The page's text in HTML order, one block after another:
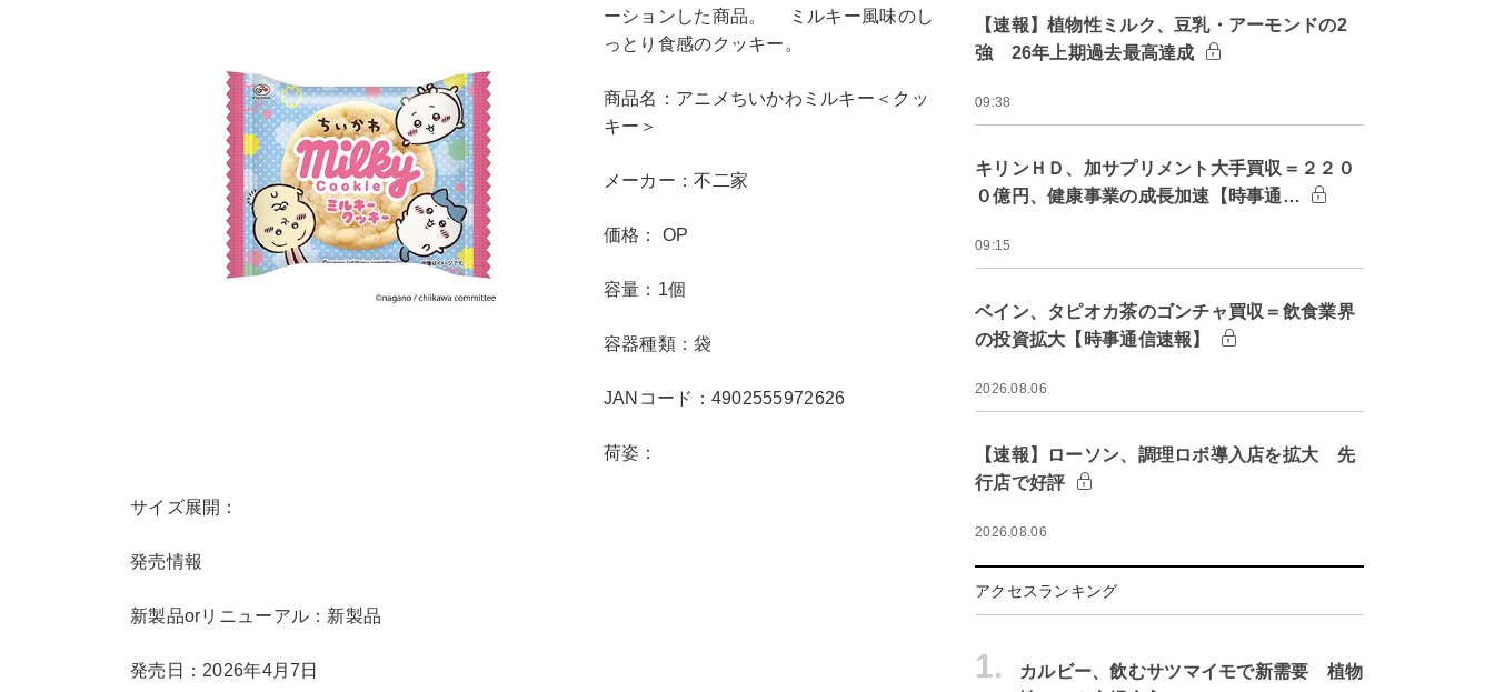
ーションした商品。 ミルキー風味のし
っとり食感のクッキー。
商品名：アニメちいかわミルキー＜クッ
キー＞
メーカー：不二家
価格： OP
容量：1個
容器種類：袋
JANコード：4902555972626
荷姿：
サイズ展開：
発売情報
新製品orリニューアル：新製品
発売日：2026年4月7日
【速報】植物性ミルク、豆乳・アーモンドの2
強 26年上期過去最高達成
09:38
キリンＨＤ、加サプリメント大手買収＝２２０
０億円、健康事業の成長加速【時事通…
09:15
ベイン、タピオカ茶のゴンチャ買収＝飲食業界
の投資拡大【時事通信速報】
2026.08.06
【速報】ローソン、調理ロボ導入店を拡大 先
行店で好評
2026.08.06
アクセスランキング
1.
カルビー、飲むサツマイモで新需要 植物